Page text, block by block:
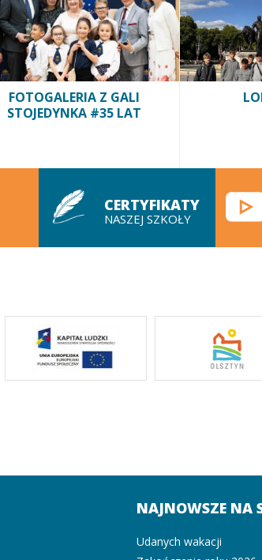
FOTOGALERIA Z GALI
STOJEDYNKA #35 LAT
CERTYFIKATY
NASZEJ SZKOŁY
NAJNOWSZE NA
Udanych wakacji